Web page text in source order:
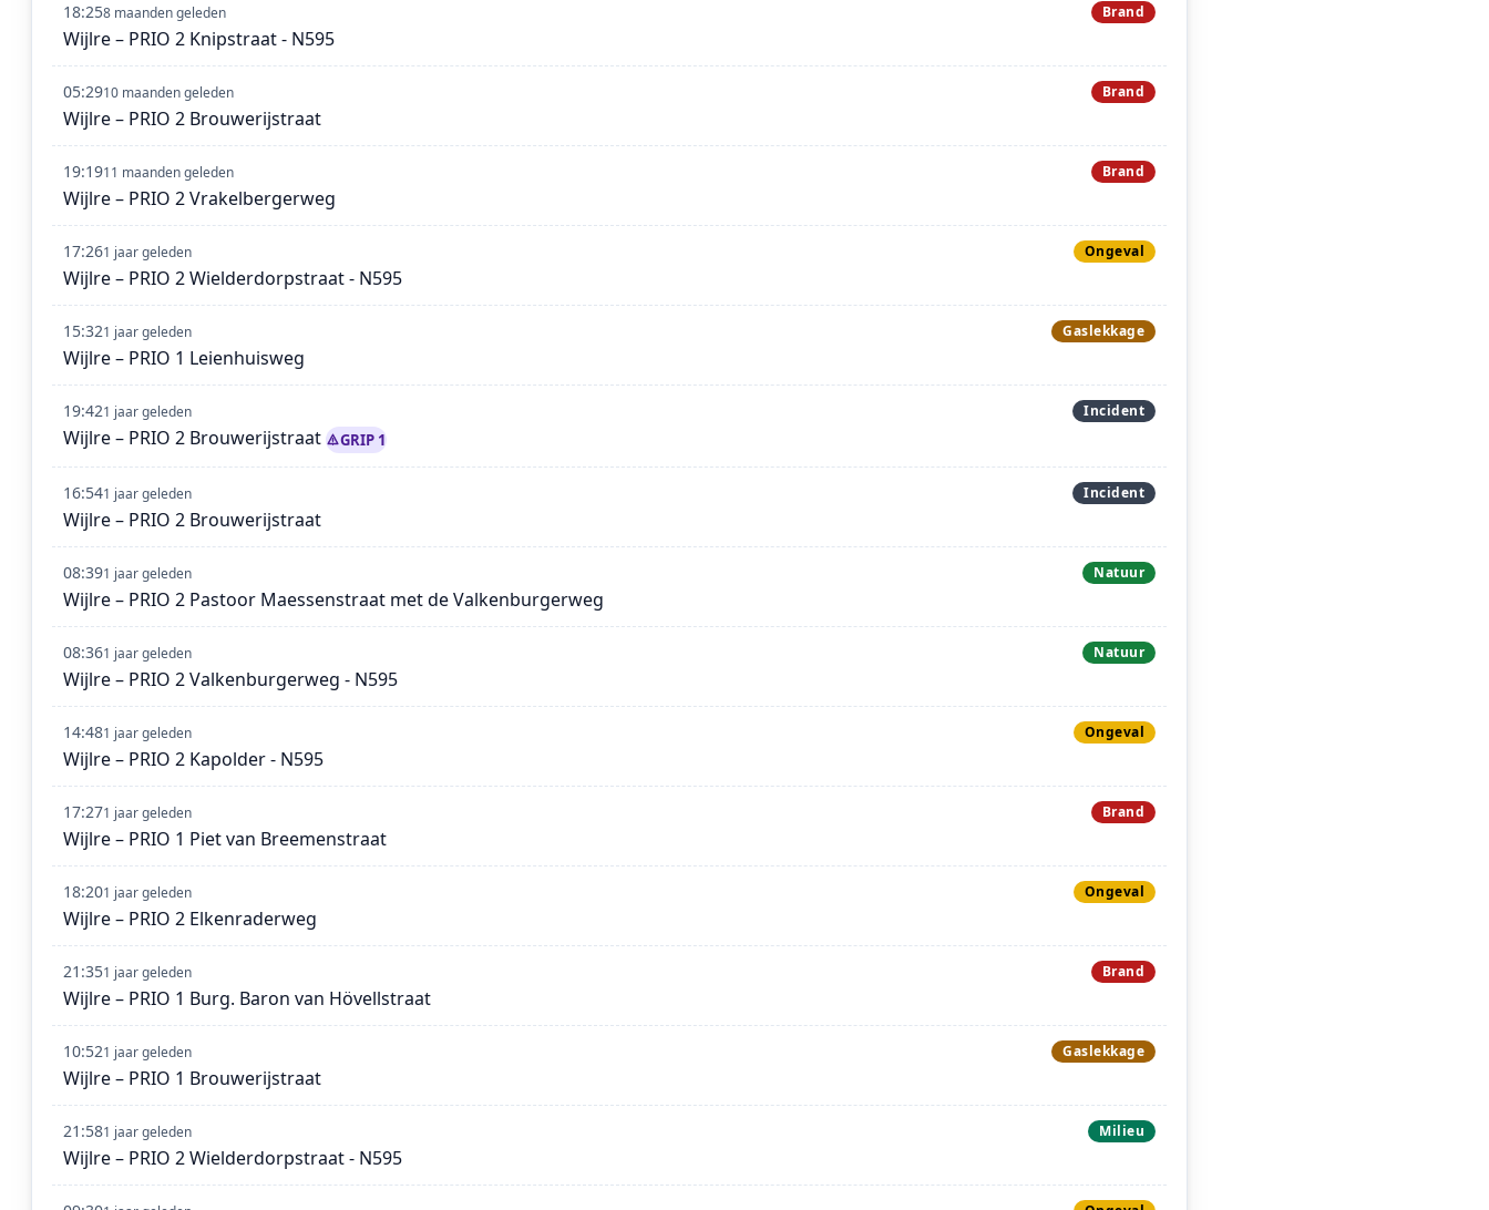
18:258 maanden geleden Brand
Wijlre – PRIO 2 Knipstraat - N595
05:2910 maanden geleden Brand
Wijlre – PRIO 2 Brouwerijstraat
19:1911 maanden geleden Brand
Wijlre – PRIO 2 Vrakelbergerweg
17:261 jaar geleden Ongeval
Wijlre – PRIO 2 Wielderdorpstraat - N595
15:321 jaar geleden Gaslekkage
Wijlre – PRIO 1 Leienhuisweg
19:421 jaar geleden Incident
Wijlre – PRIO 2 Brouwerijstraat GRIP 1
16:541 jaar geleden Incident
Wijlre – PRIO 2 Brouwerijstraat
08:391 jaar geleden Natuur
Wijlre – PRIO 2 Pastoor Maessenstraat met de Valkenburgerweg
08:361 jaar geleden Natuur
Wijlre – PRIO 2 Valkenburgerweg - N595
14:481 jaar geleden Ongeval
Wijlre – PRIO 2 Kapolder - N595
17:271 jaar geleden Brand
Wijlre – PRIO 1 Piet van Breemenstraat
18:201 jaar geleden Ongeval
Wijlre – PRIO 2 Elkenraderweg
21:351 jaar geleden Brand
Wijlre – PRIO 1 Burg. Baron van Hövellstraat
10:521 jaar geleden Gaslekkage
Wijlre – PRIO 1 Brouwerijstraat
21:581 jaar geleden Milieu
Wijlre – PRIO 2 Wielderdorpstraat - N595